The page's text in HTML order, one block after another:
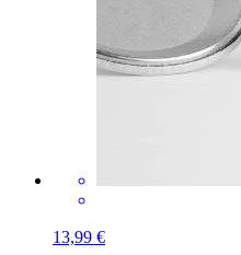
13,99 €